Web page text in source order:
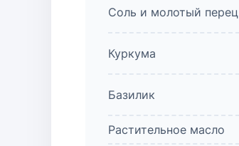
Соль и молотый перец
Куркума
Базилик
Растительное масло